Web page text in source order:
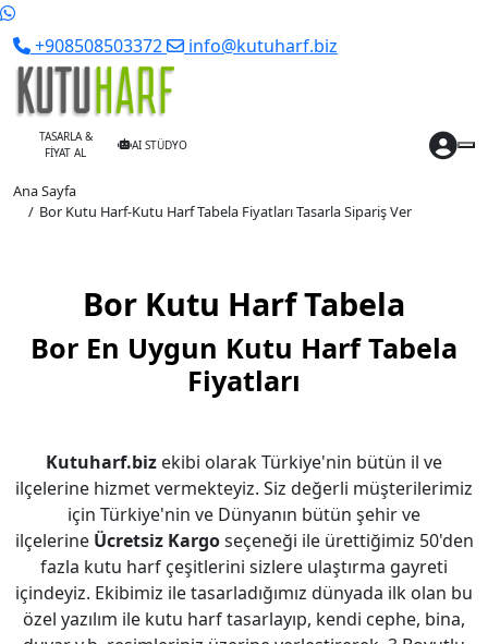
+908508503372 info@kutuharf.biz
TASARLA &
FİYAT AL
AI STÜDYO
Ana Sayfa
Bor Kutu Harf-Kutu Harf Tabela Fiyatları Tasarla Sipariş Ver
Bor Kutu Harf Tabela
Bor En Uygun Kutu Harf Tabela
Fiyatları
Kutuharf.biz ekibi olarak Türkiye'nin bütün il ve
ilçelerine hizmet vermekteyiz. Siz değerli müşterilerimiz
için Türkiye'nin ve Dünyanın bütün şehir ve
ilçelerine Ücretsiz Kargoseçeneği ile ürettiğimiz 50'den
fazla kutu harf çeşitlerini sizlere ulaştırma gayreti
içindeyiz. Ekibimiz ile tasarladığımız dünyada ilk olan bu
özel yazılım ile kutu harf tasarlayıp, kendi cephe, bina,